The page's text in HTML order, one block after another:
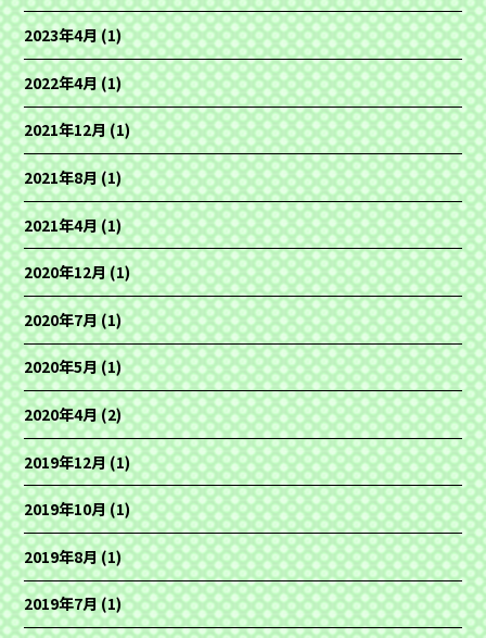
2023年4月(1)
2022年4月(1)
2021年12月(1)
2021年8月(1)
2021年4月(1)
2020年12月(1)
2020年7月(1)
2020年5月(1)
2020年4月(2)
2019年12月(1)
2019年10月(1)
2019年8月(1)
2019年7月(1)